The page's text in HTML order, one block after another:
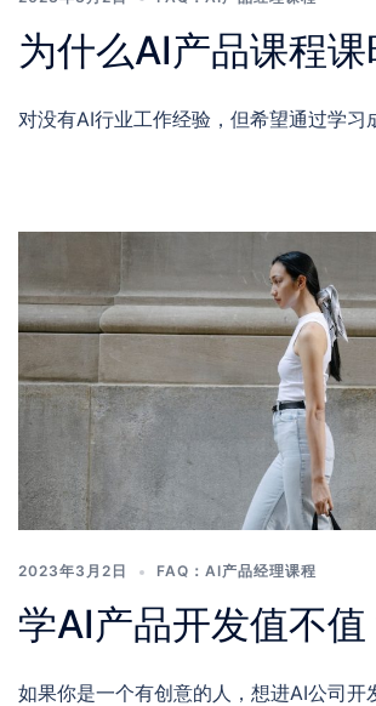
为什么AI产品课程课
对没有AI行业工作经验，但希望通过学
2023年3月2日 FAQ：AI产品经理课程
学AI产品开发值不值
如果你是一个有创意的人，想进AI公司开